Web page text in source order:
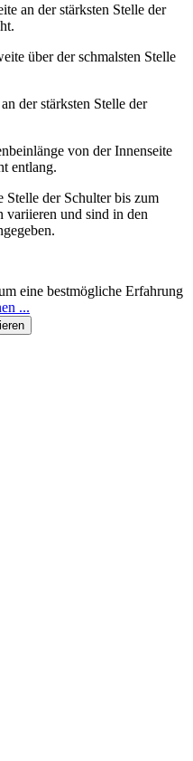
an der stärksten Stelle der
über der schmalsten Stelle
der stärksten Stelle der
von der Innenseite
entlang.
Stelle der Schulter bis zum
variieren und sind in den
eine bestmögliche Erfahrung
...